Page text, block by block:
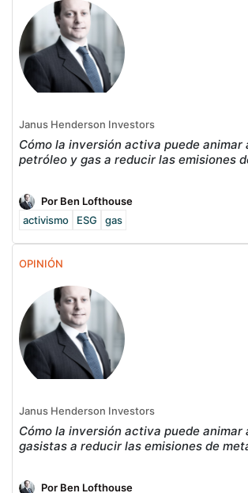
Janus Henderson Investors
Cómo la inversión activa puede animar
petróleo y gas a reducir las emisiones
Por Ben Lofthouse
activismo
ESG gas
OPINIÓN
Janus Henderson Investors
Cómo la inversión activa puede animar
gasistas a reducir las emisiones de
Por Ben Lofthouse